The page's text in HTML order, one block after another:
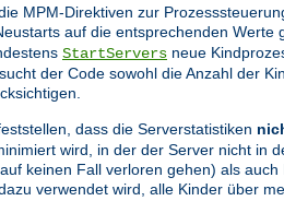
MPM-Direktiven zur
auf die entsprechenden Werte
StartServers neue
der Code sowohl die Anzahl der
dass die Serverstatistiken
wird, in der der Server nicht in
keinen Fall verloren gehen) als
verwendet wird, alle Kinder über